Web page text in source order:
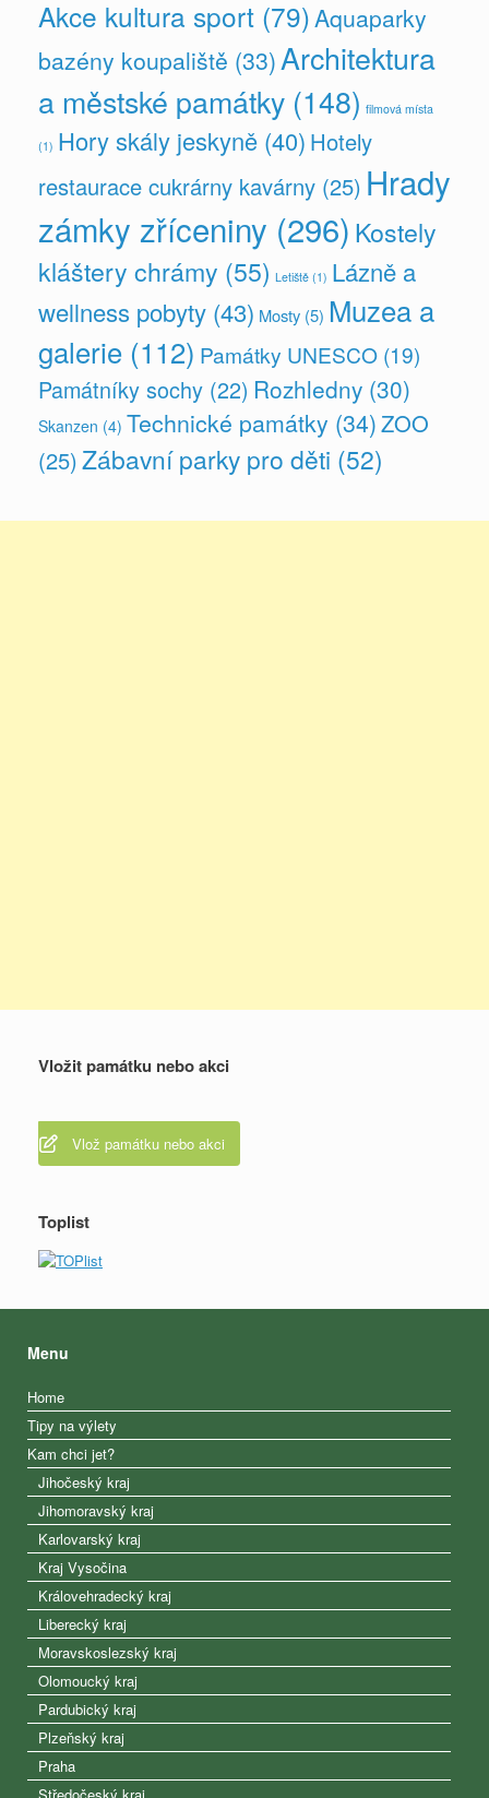
Akce kultura sport (79)Aquaparky
bazény koupaliště (33)Architektura
a městské památky (148) filmová místa
(1) Hory skály jeskyně (40) Hotely
restaurace cukrárny kavárny (25) Hrady
zámky zříceniny (296) Kostely
kláštery chrámy (55) Letiště (1) Lázně a
wellness pobyty (43) Mosty (5) Muzea a
galerie (112) Památky UNESCO (19)
Památníky sochy (22) Rozhledny (30)
Skanzen (4) Technické památky (34)ZOO
(25)Zábavní parky pro děti (52)
Vložit památku nebo akci
Vlož památku nebo akci
Toplist
Menu
Home
Tipy na výlety
Kam chci jet?
Jihočeský kraj
Jihomoravský kraj
Karlovarský kraj
Kraj Vysočina
Královehradecký kraj
Liberecký kraj
Moravskoslezský kraj
Olomoucký kraj
Pardubický kraj
Plzeňský kraj
Praha